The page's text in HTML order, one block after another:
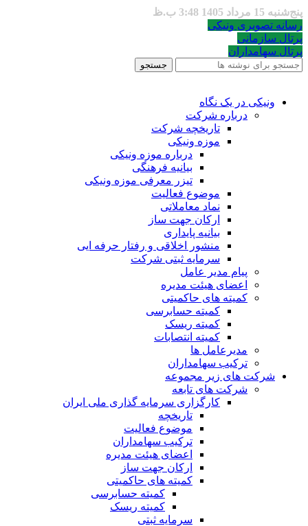
پنج‌شنبه 15 مرداد 1405 3:48 ب.ظ
رسانه تصویری ونیکی
پرتال سازمانی
پرتال سهامداران
جستجو
ونیکی در یک نگاه
درباره شرکت
تاریخچه شرکت
موزه ونیکی
درباره موزه ونیکی
بیانیه فرهنگی
تیزر معرفی موزه ونیکی
موضوع فعالیت
نماد معاملاتی
ارکان جهت ساز
بیانیه پایداری
منشور اخلاقی و رفتار حرفه ایی
سرمایه ثبتی شرکت
پیام مدیر عامل
اعضای هیئت مدیره
کمیته های حاکمیتی
کمیته حسابرسی
کمیته ریسک
کمیته انتصابات
مدیرعامل ها
ترکیب سهامداران
شرکت های زیر مجموعه
شرکت های تابعه
کارگزاری سرمایه گذاری ملی ایران
تاریخچه
موضوع فعالیت
ترکیب سهامداران
اعضای هیئت مدیره
ارکان جهت ساز
کمیته های حاکمیتی
کمیته حسابرسی
کمیته ریسک
سرمایه ثبتی